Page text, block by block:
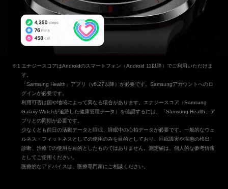
エナジースコアはAndroidのスマートフォン（Android 11以降）でご利用いただけま
す。
「Samsung Health」アプリ（v6.27以降）が必要です。Samsungアカウントへのロ
グインが必要です。
利用可否は国や地域によって異なる場合があります。エナジースコア（Samsung
Galaxy Watchが追跡した健康管理データ）を確認するには、「Samsung Health」ア
プリとの同期が必要です。
少なくとも前日の活動データと睡眠、睡眠中の心拍データが必要です。一般的なウェ
ルネス・フィットネスとしての使用のみを目的としており、睡眠障害や疾患の検出、
診断、治療での使用を目的としたものではありません。測定値は、個人的な参考情報
としてご使用ください。
医療的なアドバイスは、医療専門家にご相談ください。